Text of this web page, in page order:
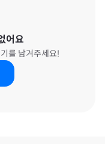
어요
를 남겨주세요!